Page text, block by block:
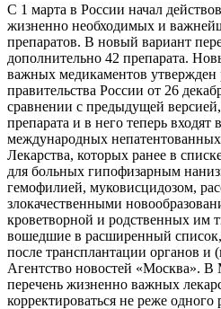
С 1 марта в России начал
жизненно необходимых и
препаратов. В новый вариант
дополнительно 42 препарата.
важных медикаментов утвержден
правительства России от 26
сравнении с предыдущей
препарата и в него теперь
международных
Лекарства, которых ранее в
для больных гипофизарным
гемофилией, муковисцидозом,
злокачественными
кроветворной и родственных им
вошедшие в расширенный
после трансплантации органов и
Агентство новостей «Москва». В
перечень жизненно важных
корректироваться не реже одного